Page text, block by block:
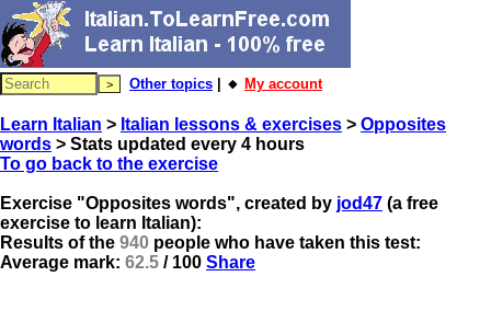
Other topics | 🔸 My account
Learn Italian > Italian lessons & exercises > Opposites
words > Stats updated every 4 hours
To go back to the exercise
Exercise "Opposites words", created by jod47 (a free
exercise to learn Italian):
Results of the 940 people who have taken this test:
Average mark: 62.5 / 100 Share